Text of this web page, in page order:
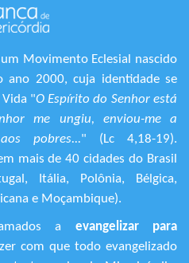
Movimento Eclesial nascido
ano 2000, cuja identidade se
"O Espírito do Senhor está
me ungiu, enviou-me a
pobres..." (Lc 4,18-19).
mais de 40 cidades do Brasil
Itália, Polônia, Bélgica,
e Moçambique).
a evangelizar para
com que todo evangelizado